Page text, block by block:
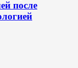
после